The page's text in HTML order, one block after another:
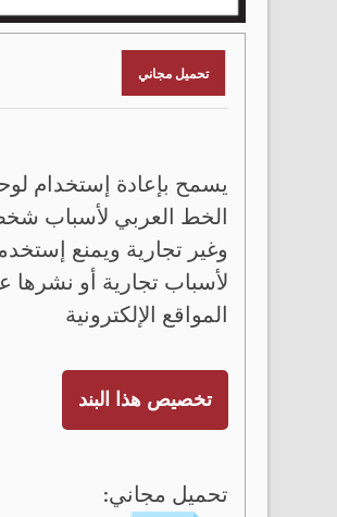
تحميل مجاني
يسمح بإعادة إستخدام
الخط العربي لأسباب
وغير تجارية ويمنع
لأسباب تجارية أو نشرها
المواقع الإلكترونية
تخصيص هذا البند
تحميل مجاني: